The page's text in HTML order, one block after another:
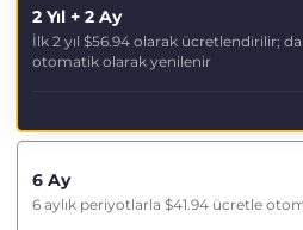
2 Yıl + 2 Ay
İlk 2 yıl $56.94 olarak ücretlendirilir;
otomatik olarak yenilenir
6 Ay
6 aylık periyotlarla $41.94 ücretle